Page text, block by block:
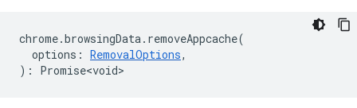
chrome.browsingData. removeAppcache(
options : RemovalOptions,
) : Promise<void>